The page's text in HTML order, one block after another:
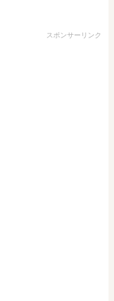
スポンサーリンク